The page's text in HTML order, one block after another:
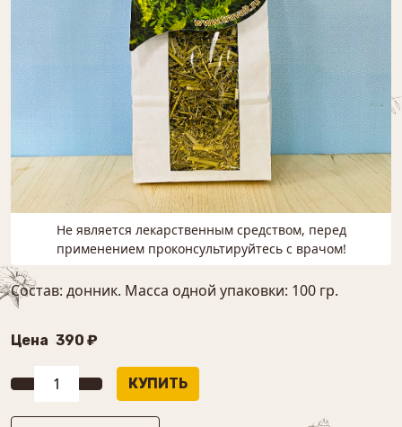
Не является лекарственным средством, перед
применением проконсультируйтесь с врачом!
Состав: донник. Масса одной упаковки: 100 гр.
Цена 390 ₽